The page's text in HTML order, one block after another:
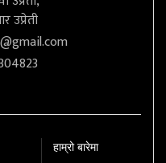
उप्रेती
हाम्रो बारेमा